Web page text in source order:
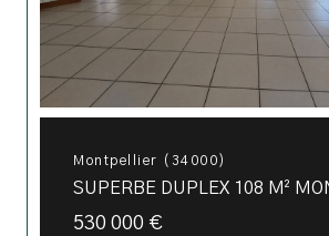
Montpellier (34000)
SUPERBE DUPLEX 108 M²
530 000 €